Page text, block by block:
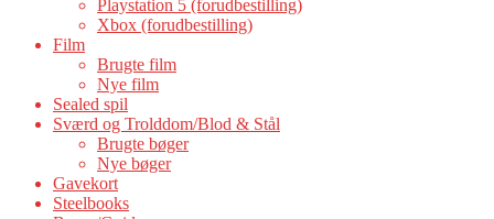
Playstation 5 (forudbestilling)
Xbox (forudbestilling)
Film
Brugte film
Nye film
Sealed spil
Sværd og Trolddom/Blod & Stål
Brugte bøger
Nye bøger
Gavekort
Steelbooks